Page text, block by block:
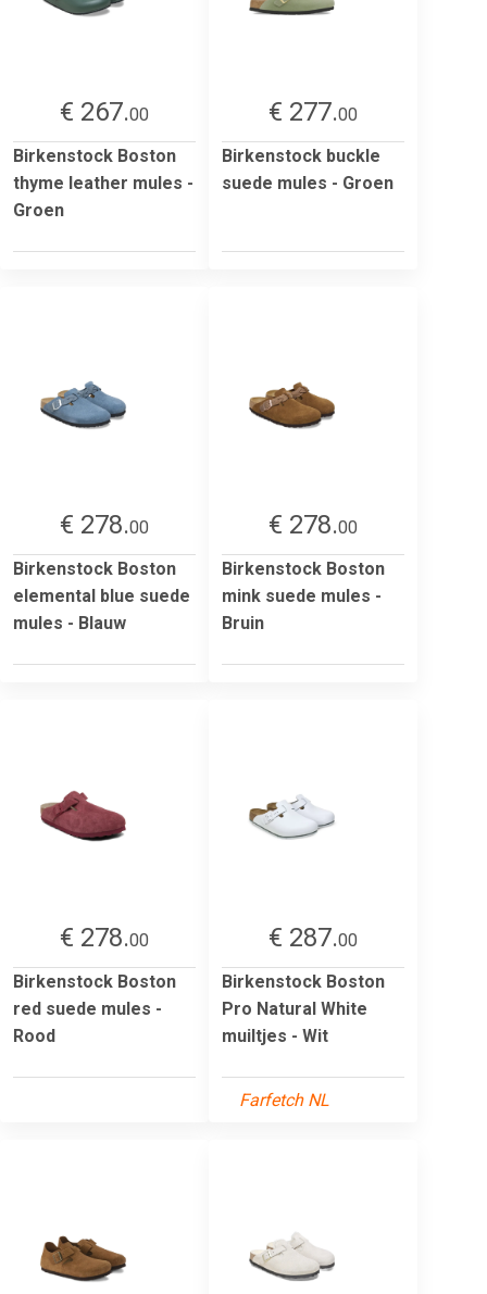
€ 267.00
Birkenstock Boston
thyme leather mules -
Groen
€ 277.00
Birkenstock buckle
suede mules - Groen
€ 278.00
Birkenstock Boston
elemental blue suede
mules - Blauw
€ 278.00
Birkenstock Boston
mink suede mules -
Bruin
€ 278.00
Birkenstock Boston
red suede mules -
Rood
€ 287.00
Birkenstock Boston
Pro Natural White
muiltjes - Wit
Farfetch NL